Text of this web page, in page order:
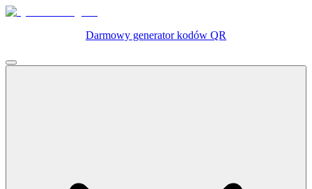
Darmowy generator kodów QR